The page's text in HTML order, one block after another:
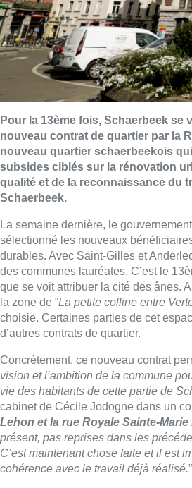
Pour la 13ème fois, Schaerbeek se
nouveau contrat de quartier par la
nouveau quartier schaerbeekois
subsides ciblés sur la rénovation
qualité et de la reconnaissance du
Schaerbeek.
La semaine dernière, le
sélectionné les nouveaux
durables. Avec Saint-Gilles et
des communes lauréates. C’est le
que se voit attribuer la cité des ânes.
la zone de “La petite colline entre
choisie. Certaines parties de cet
d’autres contrats de quartier.
Concrètement, ce nouveau contrat
vision et l’ambition de la commune
vie des habitants de cette partie de
cabinet de Cécile Jodogne dans un
Lehon et la rue Royale Sainte-Marie
présent, pas reprises dans les
C’est maintenant chose faite et il est
cohérence avec le travail déjà réalisé.”